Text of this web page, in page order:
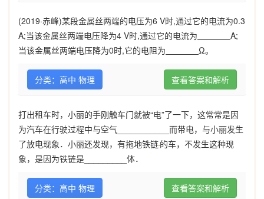
(2019·赤峰)某段金属丝两端的电压为6 V时,通过它的电流为0.3
A;当该金属丝两端电压降为4 V时,通过它的电流为
A;
当该金属丝两端电压降为0时,它的电阻为 Ω。
分类：高中 物理 查看答案和解析
打出租车时，小丽的手刚触车门就被“电”了一下，这常常是因
为汽车在行驶过程中与空气
而带电，与小丽发生
了放电现象．小丽还发现，有拖地铁链的车，不发生这种现
象，是因为铁链是
体．
分类：高中 物理 查看答案和解析